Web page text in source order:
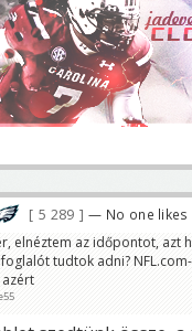
5 289 — No one likes
elnéztem az időpontot, azt
tudtok adni?